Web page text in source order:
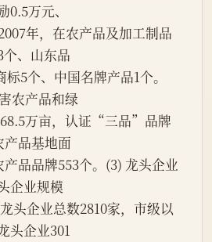
万元、
年，在农产品及加工制品
、山东品
5个、中国名牌产品1个。
农产品和绿
万亩，认证“三品”品牌
产品基地面
品品牌553个。(3) 龙头企业
企业规模
头企业总数2810家，市级以
头企业301